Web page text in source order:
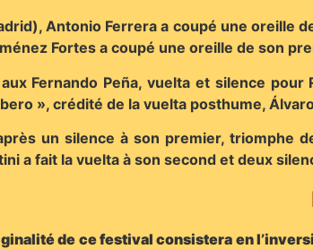
Antonio Ferrera a coupé une oreille
Fortes a coupé une oreille de son
Fernando Peña, vuelta et silence
», crédité de la vuelta posthume,
un silence à son premier, triomphe
a fait la vuelta à son second et deux
de ce festival consistera en